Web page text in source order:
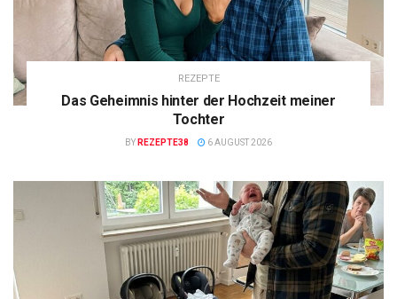
REZEPTE
Das Geheimnis hinter der Hochzeit meiner
Tochter
BY REZEPTE38 6 AUGUST 2026